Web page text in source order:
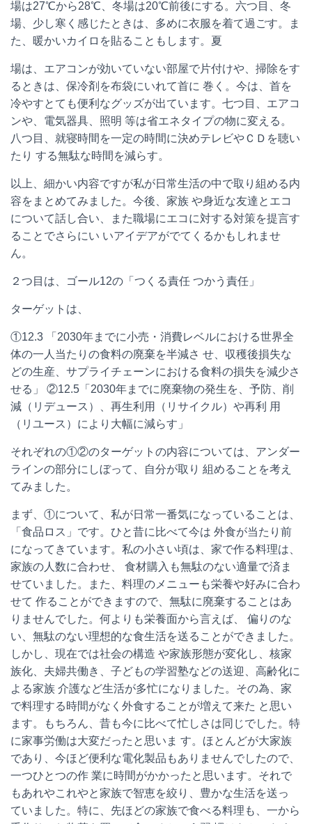
場は27℃から28℃、冬場は20℃前後にする。 六つ目、 冬
場、少し寒く感じたときは、多めに衣服を着て過ごす。ま
た、暖かいカイロを貼ることもします。夏
場は、エアコンが効いていない部屋で片付けや、掃除をす
るときは、保冷剤を布袋にいれて首に 巻く。今は、首を
冷やすとても便利なグッズが出ています。 七つ目
、エアコ
ンや、電気器具、照明 等は省エネタイプの物に変える。
八つ目
、就寝時間を一定の時間に決めテレビやＣＤを聴い
たり する無駄な時間を減らす。
以上、細かい内容ですが私が日常生活の中で取り組める内
容をまとめてみました。今後、家族 や身近な友達とエコ
について話し合い、また職場にエコに対する対策を提言す
ることでさらにい いアイデアがでてくるかもしれませ
ん。
２つ目は、ゴール12の「つくる責任 つかう責任」
ターゲットは、
①12.3 「 2030年までに小売・ 消費レベルにおける世界全
体の一人当たりの食料の廃棄を半減さ せ 、収穫後損失な
どの生産、サプライチェーンにおける食料の損失を減少さ
せる」 ②12.5 「 2030年までに廃棄物の発生を、予防、 削
減（リデュース）、再生利用（リサイクル）や再利 用
（リユース）により大幅に減らす」
それぞれの①②のターゲットの内容については、アンダー
ラインの部分にしぼって、自分が取り 組めることを考え
てみました。
まず、①について、私が日常一番気になっていることは、
「食品ロス」です。ひと昔に比べて今は 外食が当たり前
になってきています。私の小さい頃は、家で作る料理は、
家族の人数に合わせ、 食材購入も無駄のない適量で済ま
せていました。また、料理のメニューも栄養や好みに合わ
せて 作ることができますので、無駄に廃棄することはあ
りませんでした。何よりも栄養面から言えば、 偏りのな
い、無駄のない理想的な食生活を送ることができました。
しかし、現在では社会の構造 や家族形態が変化し、核家
族化、夫婦共働き、子どもの学習塾などの送迎、高齢化に
よる家族 介護など生活が多忙になりました。その為、家
で料理する時間がなく外食することが増えて来た と思い
ます。もちろん、昔も今に比べて忙しさは同じでした。特
に家事労働は大変だったと思いま す。ほとんどが大家族
であり、今ほど便利な電化製品もありませんでしたので、
一つひとつの作 業に時間がかかったと思います。それで
もあれやこれやと家族で智恵を絞り、豊かな生活を送っ
ていました。特に、先ほどの家族で食べる料理も、一から